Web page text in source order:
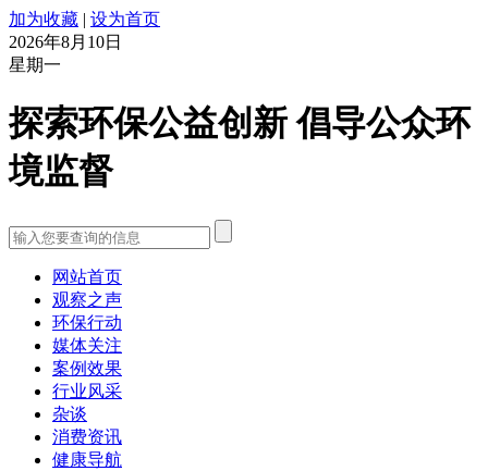
加为收藏 | 设为首页
2026年8月10日
星期一
探索环保公益创新 倡导公众环
境监督
网站首页
观察之声
环保行动
媒体关注
案例效果
行业风采
杂谈
消费资讯
健康导航